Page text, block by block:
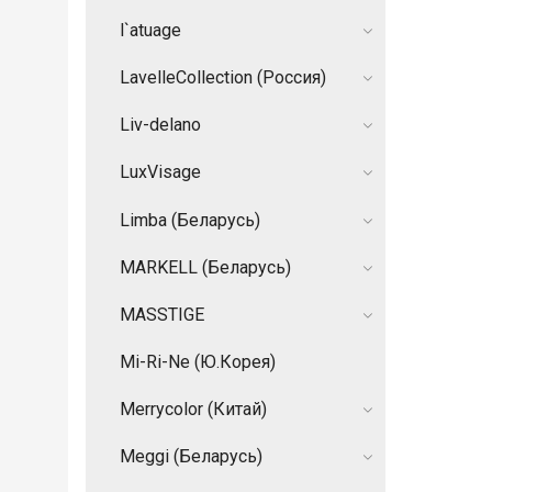
l`atuage
LavelleCollection (Россия)
Liv-delano
LuxVisage
Limba (Беларусь)
MARKELL (Беларусь)
MASSTIGE
Mi-Ri-Ne (Ю.Корея)
Merrycolor (Китай)
Meggi (Беларусь)